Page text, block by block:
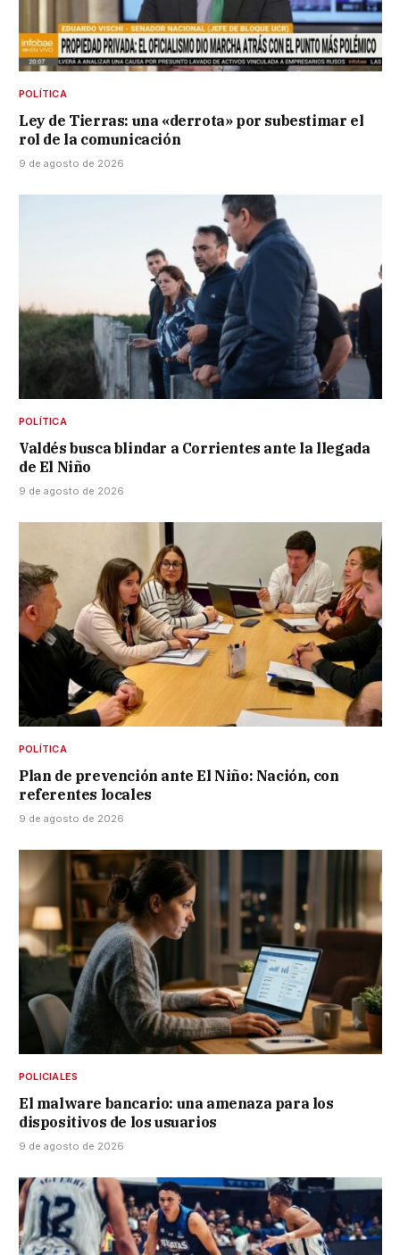
POLÍTICA
Ley de Tierras: una «derrota» por subestimar el
rol de la comunicación
9 de agosto de 2026
POLÍTICA
Valdés busca blindar a Corrientes ante la llegada
de El Niño
9 de agosto de 2026
POLÍTICA
Plan de prevención ante El Niño: Nación, con
referentes locales
9 de agosto de 2026
POLICIALES
El malware bancario: una amenaza para los
dispositivos de los usuarios
9 de agosto de 2026